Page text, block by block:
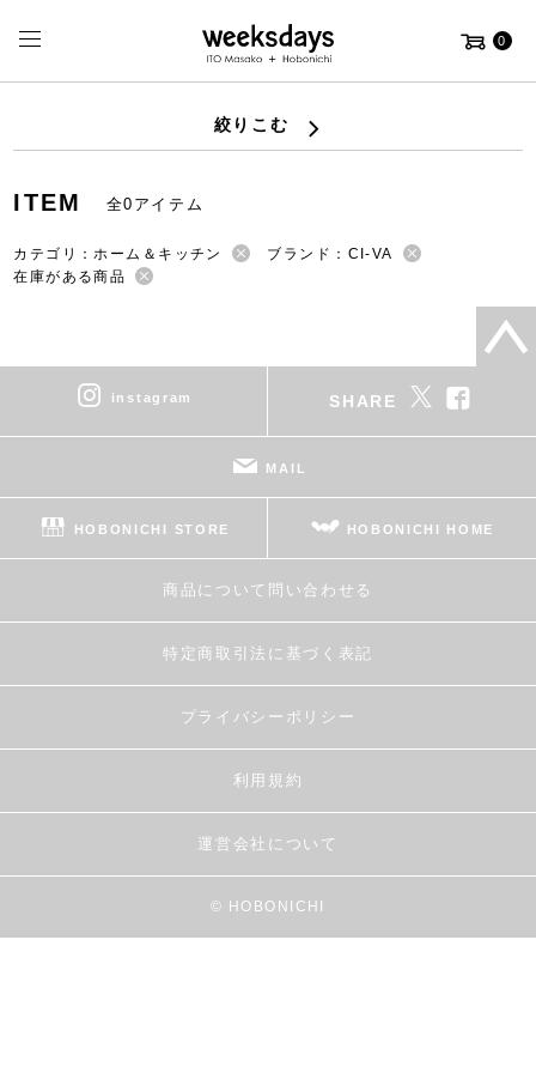
0
絞りこむ
ITEM 全0アイテム
カテゴリ：ホーム＆キッチン
ブランド：CI-VA
在庫がある商品
instagram SHARE
MAIL
HOBONICHI STORE HOBONICHI HOME
商品について問い合わせる
特定商取引法に基づく表記
プライバシーポリシー
利用規約
運営会社について
© HOBONICHI